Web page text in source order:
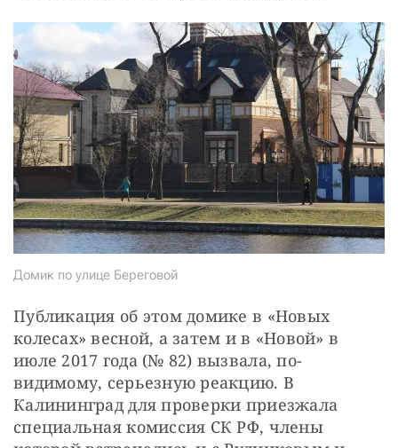
Домик по улице Береговой
Публикация об этом домике в «Новых
колесах» весной, а затем и в «Новой» в
июле 2017 года (№ 82) вызвала, по-
видимому, серьезную реакцию. В
Калининград для проверки приезжала
специальная комиссия СК РФ, члены